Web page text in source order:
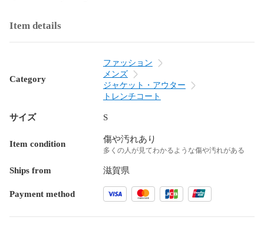
Item details
Category
ファッション
メンズ
ジャケット・アウター
トレンチコート
サイズ S
Item condition 傷や汚れあり
多くの人が見てわかるような傷や汚れがある
Ships from 滋賀県
Payment method